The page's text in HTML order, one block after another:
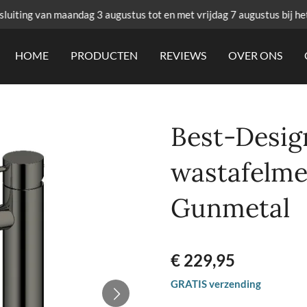
van maandag 3 augustus tot en met vrijdag 7 augustus bij
HOME PRODUCTEN REVIEWS OVER ONS
Best-
Gunmetal
€ 229,95
GRATIS verzending